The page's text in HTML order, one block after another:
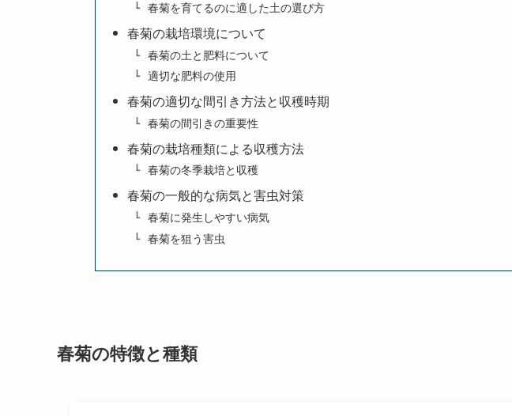
春菊を育てるのに適した土の選び方
春菊の栽培環境について
春菊の土と肥料について
適切な肥料の使用
春菊の適切な間引き方法と収穫時期
春菊の間引きの重要性
春菊の栽培種類による収穫方法
春菊の冬季栽培と収穫
春菊の一般的な病気と害虫対策
春菊に発生しやすい病気
春菊を狙う害虫
春菊の特徴と種類